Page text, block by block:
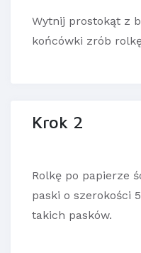
Wytnij prostokąt z
końcówki zrób
Krok 2
Rolkę po papierze
paski o szerokości
takich pasków.